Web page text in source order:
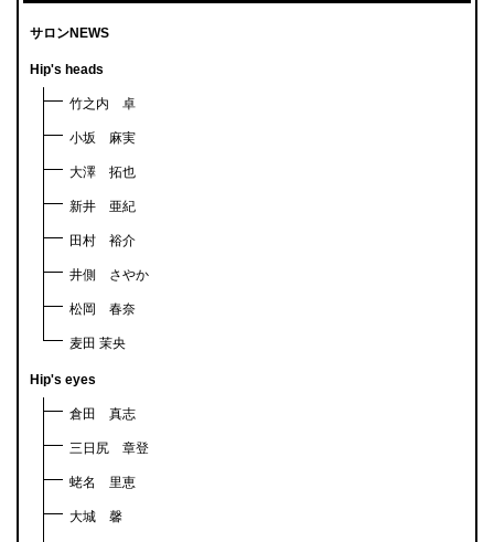
サロンNEWS
Hip's heads
竹之内 卓
小坂 麻実
大澤 拓也
新井 亜紀
田村 裕介
井側 さやか
松岡 春奈
麦田 茉央
Hip's eyes
倉田 真志
三日尻 章登
蛯名 里恵
大城 馨